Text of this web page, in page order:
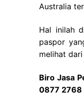
Australia
Hal inilah
paspor
melihat
Biro Jasa
0877